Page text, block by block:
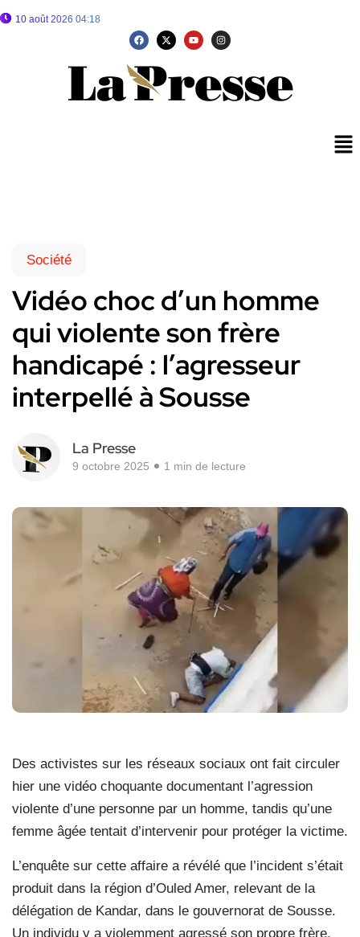
10 août 2026 04:18
Société
Vidéo choc d’un homme
qui violente son frère
handicapé : l’agresseur
interpellé à Sousse
La Presse
9 octobre 2025 1 min de lecture
Des activistes sur les réseaux sociaux ont fait circuler
hier une vidéo choquante documentant l’agression
violente d’une personne par un homme, tandis qu’une
femme âgée tentait d’intervenir pour protéger la victime.
L’enquête sur cette affaire a révélé que l’incident s’était
produit dans la région d’Ouled Amer, relevant de la
délégation de Kandar, dans le gouvernorat de Sousse.
Un individu y a violemment agressé son propre frère,